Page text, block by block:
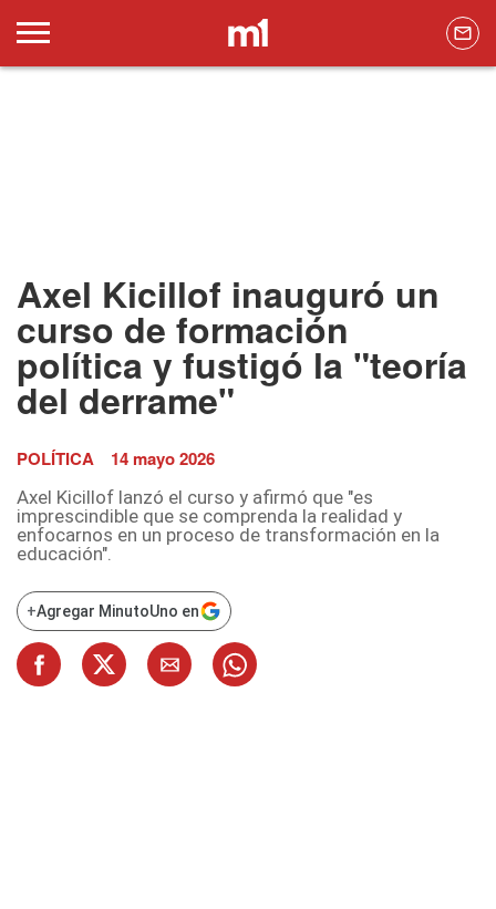
Axel Kicillof inauguró un
curso de formación
política y fustigó la "teoría
del derrame"
POLÍTICA 14 mayo 2026
Axel Kicillof lanzó el curso y afirmó que "es
imprescindible que se comprenda la realidad y
enfocarnos en un proceso de transformación en la
educación".
+Agregar MinutoUno en